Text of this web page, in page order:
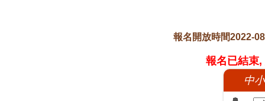
報名開放時間2022-
報名已結束
中